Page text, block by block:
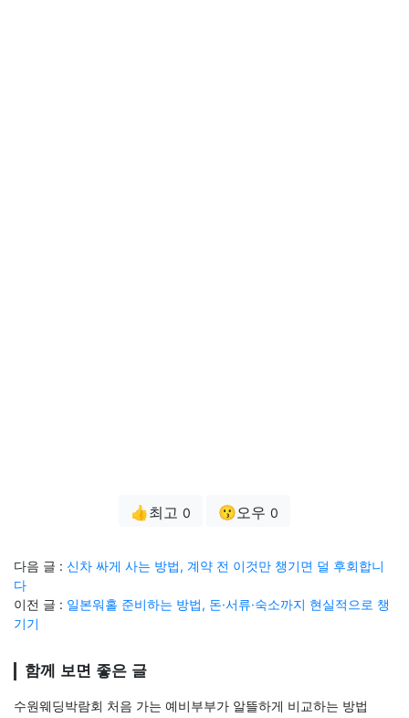
👍최고 0 😗오우 0
다음 글 : 신차 싸게 사는 방법, 계약 전 이것만 챙기면 덜 후회합니
다
이전 글 : 일본워홀 준비하는 방법, 돈·서류·숙소까지 현실적으로 챙
기기
함께 보면 좋은 글
수원웨딩박람회 처음 가는 예비부부가 알뜰하게 비교하는 방법